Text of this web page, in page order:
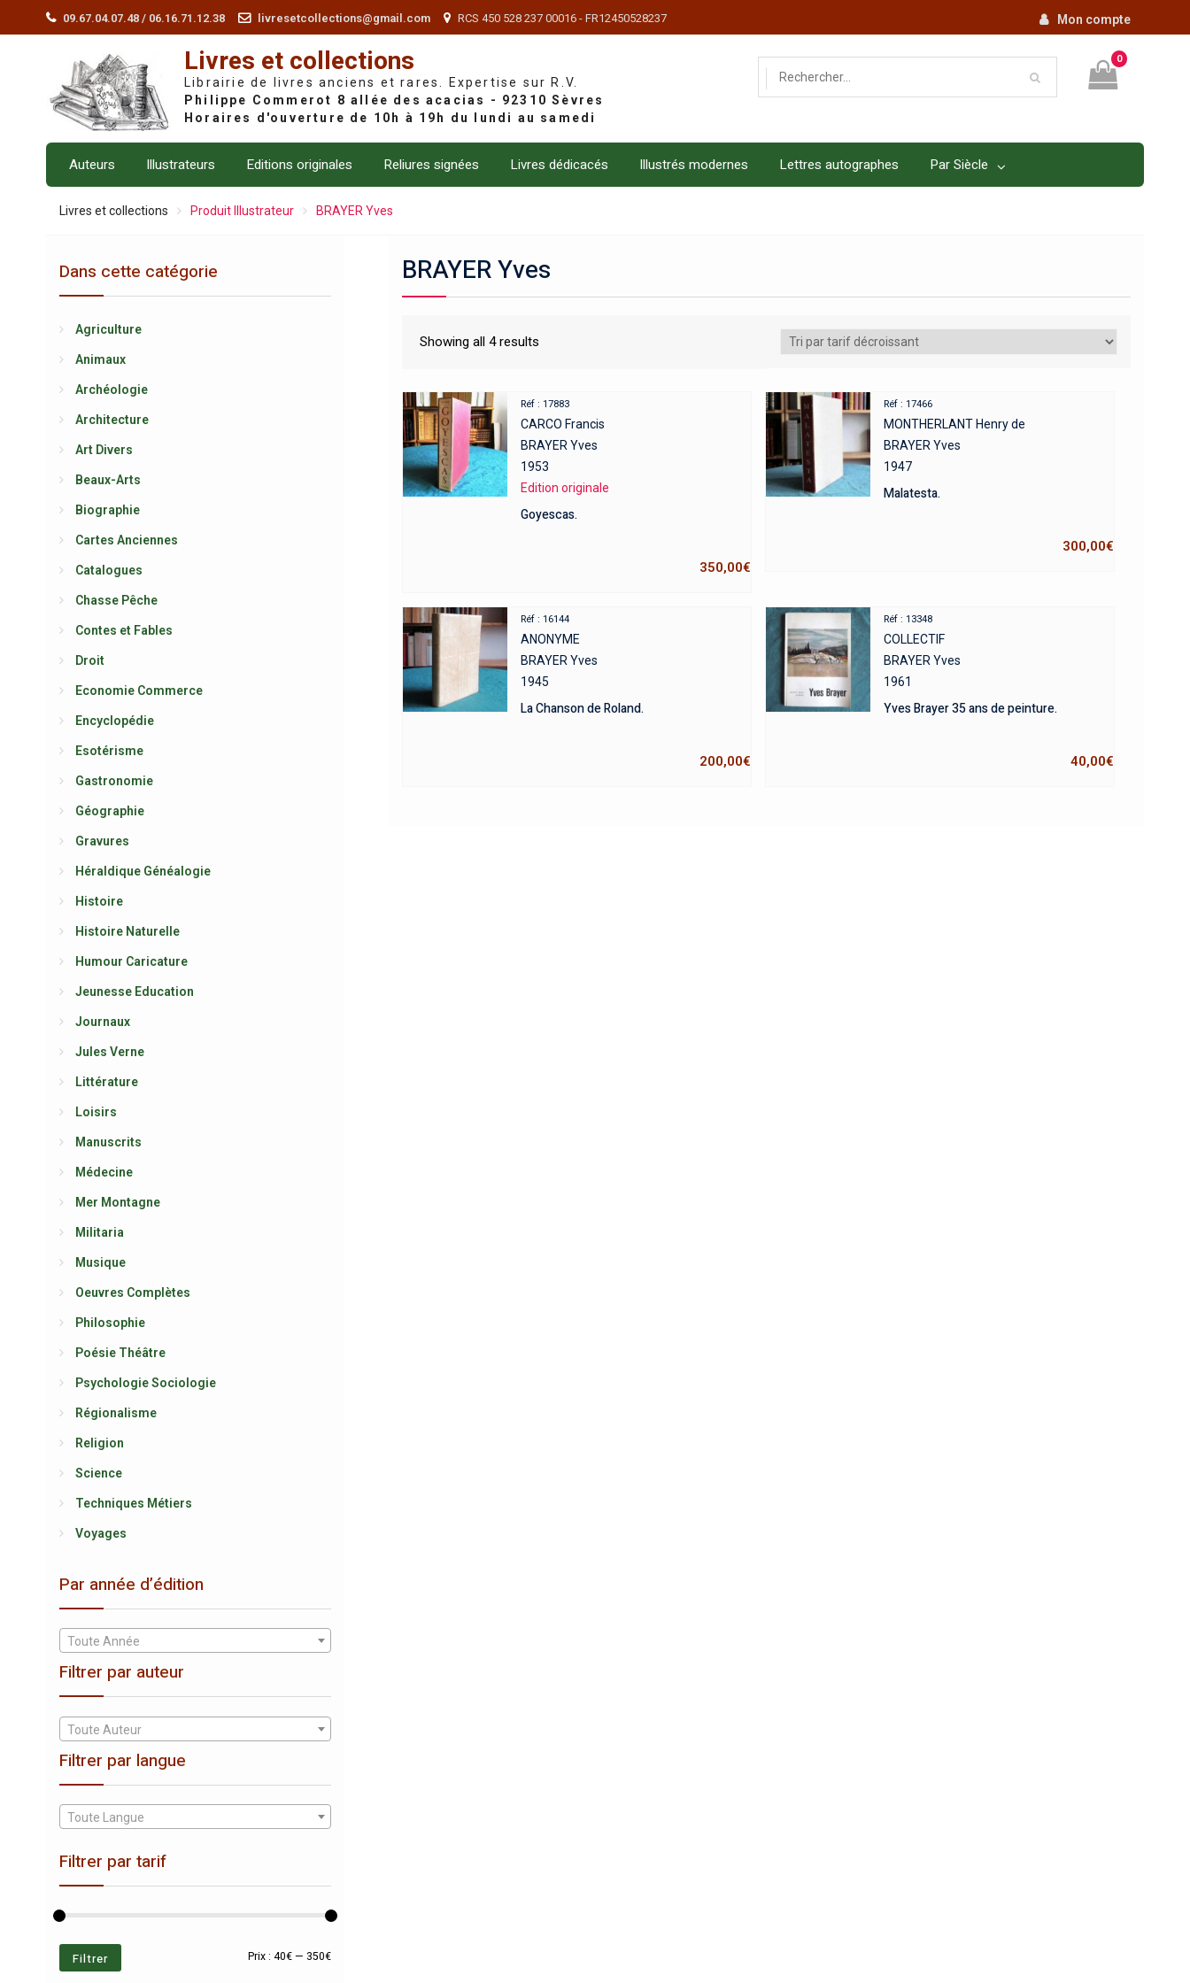
09.67.04.07.48 / 06.16.71.12.38 livresetcollections@gmail.com RCS 450 528 237 00016 - FR12450528237 Mon compte
Livres et collections
Librairie de livres anciens et rares. Expertise sur R.V.
0
Auteurs Illustrateurs Editions originales Reliures signées Livres dédicacés Illustrés modernes Lettres autographes Par Siècle
Livres et collections Produit Illustrateur BRAYER Yves
BRAYER Yves
Showing all 4 results
Réf : 17883
CARCO Francis
BRAYER Yves
1953
Edition originale
Goyescas.
350,00€
Réf : 17466
MONTHERLANT Henry de
BRAYER Yves
1947
Malatesta.
300,00€
Réf : 16144
ANONYME
BRAYER Yves
1945
La Chanson de Roland.
200,00€
Réf : 13348
COLLECTIF
BRAYER Yves
1961
Yves Brayer 35 ans de peinture.
40,00€
Dans cette catégorie
Agriculture
Animaux
Archéologie
Architecture
Art Divers
Beaux-Arts
Biographie
Cartes Anciennes
Catalogues
Chasse Pêche
Contes et Fables
Droit
Economie Commerce
Encyclopédie
Esotérisme
Gastronomie
Géographie
Gravures
Héraldique Généalogie
Histoire
Histoire Naturelle
Humour Caricature
Jeunesse Education
Journaux
Jules Verne
Littérature
Loisirs
Manuscrits
Médecine
Mer Montagne
Militaria
Musique
Oeuvres Complètes
Philosophie
Poésie Théâtre
Psychologie Sociologie
Régionalisme
Religion
Science
Techniques Métiers
Voyages
Par année d’édition
Toute Année
Filtrer par auteur
Toute Auteur
Filtrer par langue
Toute Langue
Filtrer par tarif
Prix
Prix
Filtrer Prix : 40€ — 350€